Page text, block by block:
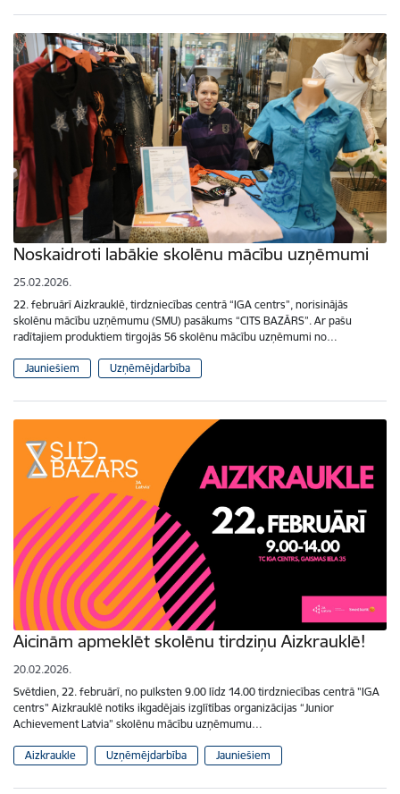
Noskaidroti labākie skolēnu mācību uzņēmumi
25.02.2026.
22. februārī Aizkrauklē, tirdzniecības centrā “IGA centrs”, norisinājās
skolēnu mācību uzņēmumu (SMU) pasākums “CITS BAZĀRS”. Ar pašu
radītajiem produktiem tirgojās 56 skolēnu mācību uzņēmumi no…
Jauniešiem Uzņēmējdarbība
Aicinām apmeklēt skolēnu tirdziņu Aizkrauklē!
20.02.2026.
Svētdien, 22. februārī, no pulksten 9.00 līdz 14.00 tirdzniecības centrā "IGA
centrs" Aizkrauklē notiks ikgadējais izglītības organizācijas “Junior
Achievement Latvia” skolēnu mācību uzņēmumu…
Aizkraukle Uzņēmējdarbība Jauniešiem